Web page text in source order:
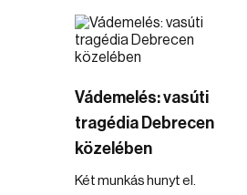
Vádemelés: vasúti
tragédia Debrecen
közelében
Két munkás hunyt el.